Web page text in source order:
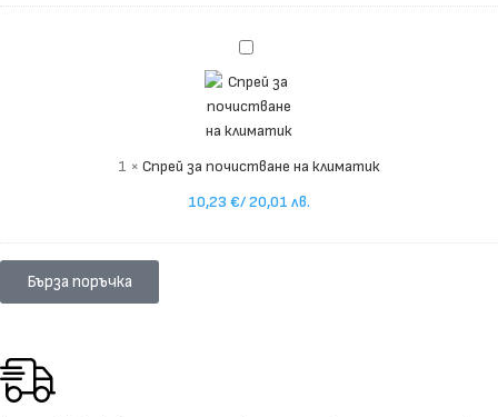
Спрей
почистване
1 × Спрей за почистване на климатик
10,23 €/ 20,01 лв.
Бърза поръчка